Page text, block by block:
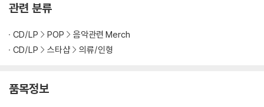
관련 분류
CD/LP POP
음악관련 Merch
CD/LP
스타샵 의류/인형
품목정보